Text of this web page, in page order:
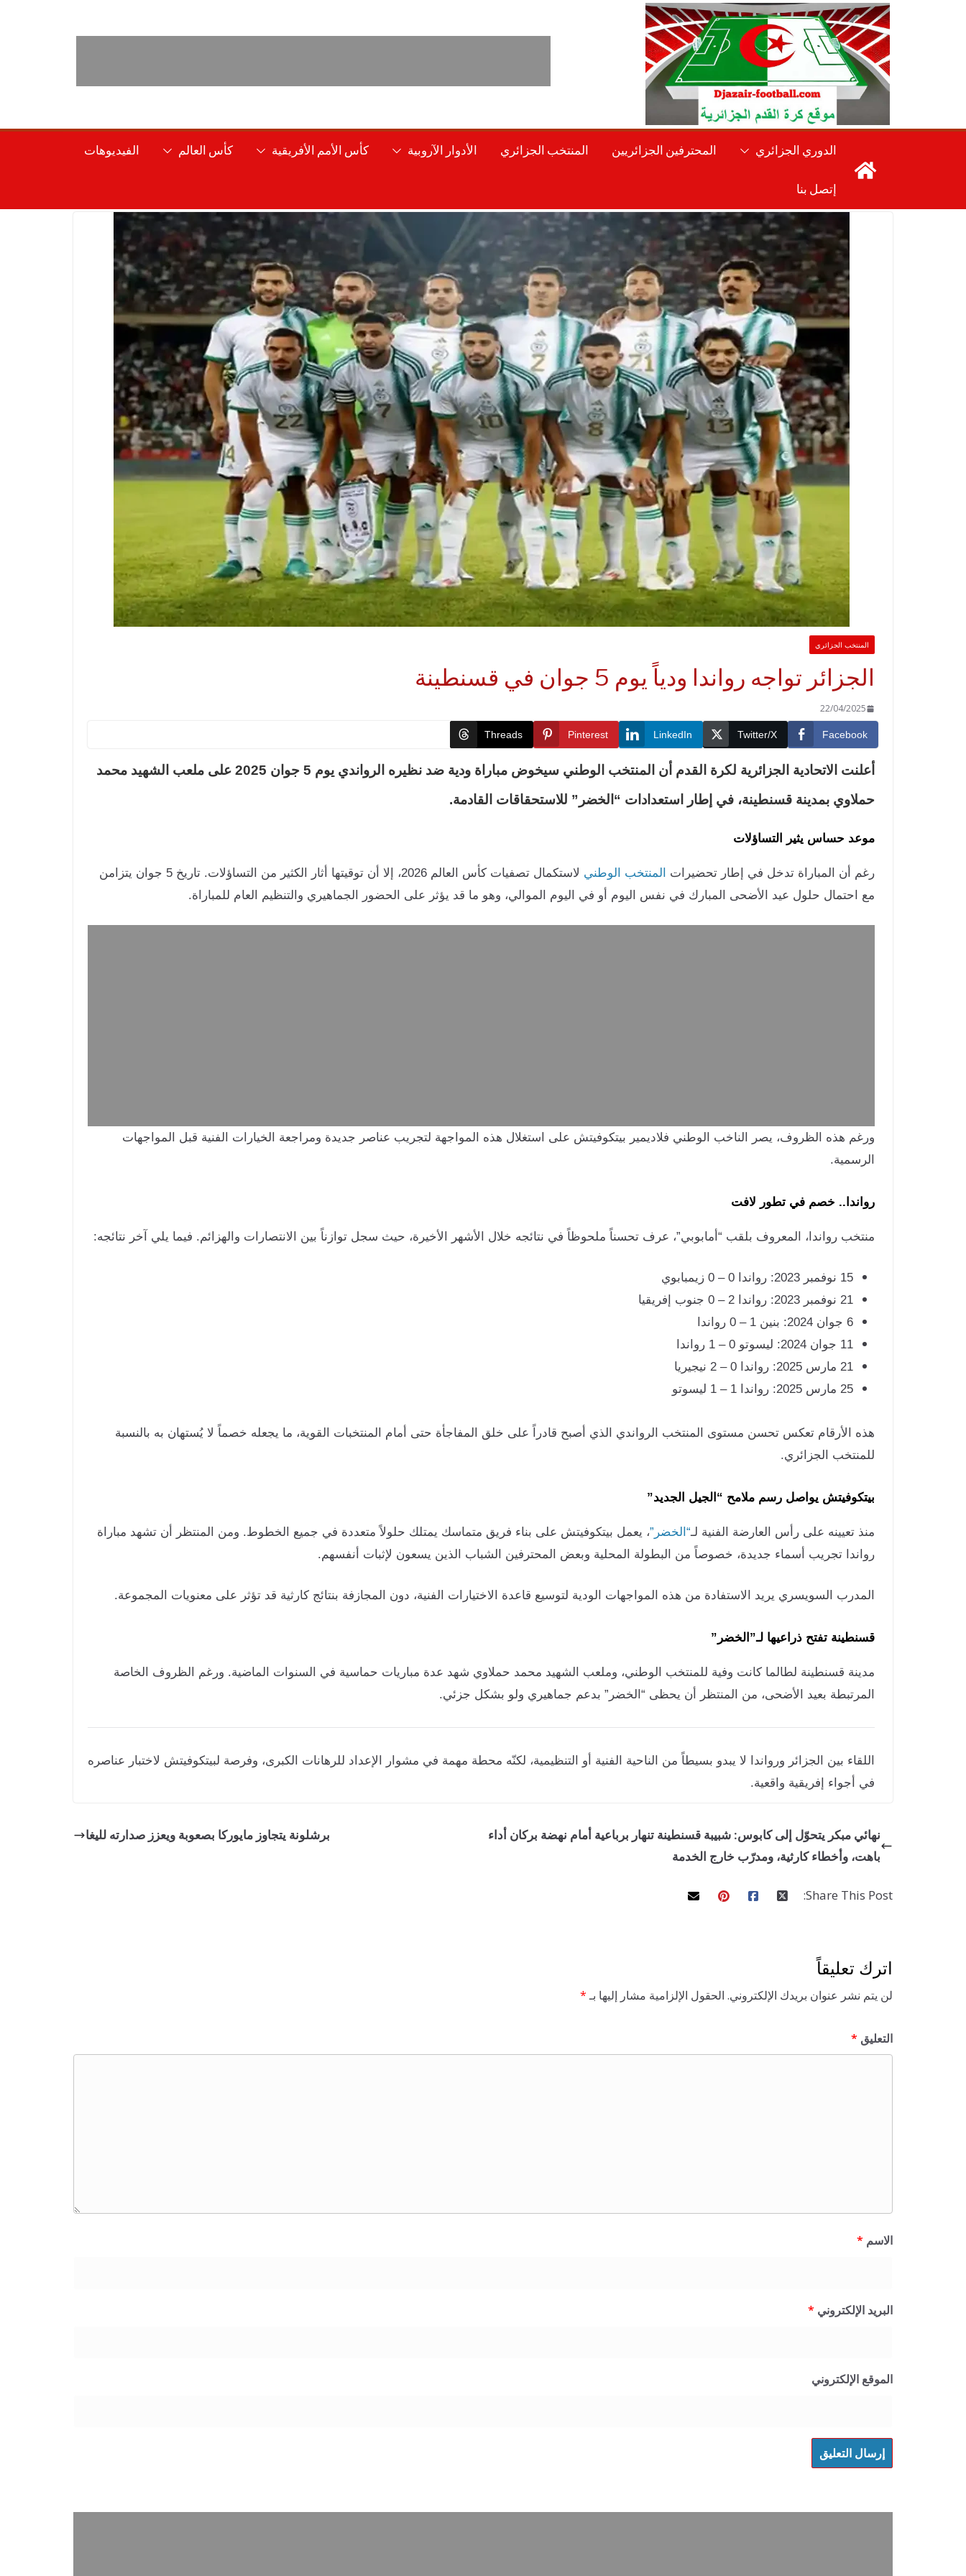
الدوري الجزائري المحترفين الجزائريين المنتخب الجزائري الأدوار الآروبية كأس الأمم الأفريقية كأس العالم الفيديوهات
إتصل بنا
المنتخب الجزائري
الجزائر تواجه رواندا ودياً يوم 5 جوان في قسنطينة
22/04/2025
Facebook
Twitter/X
LinkedIn
Pinterest
Threads
أعلنت الاتحادية الجزائرية لكرة القدم أن المنتخب الوطني سيخوض مباراة ودية ضد نظيره الرواندي يوم 5 جوان 2025 على ملعب الشهيد محمد
حملاوي بمدينة قسنطينة، في إطار استعدادات “الخضر” للاستحقاقات القادمة.
موعد حساس يثير التساؤلات
رغم أن المباراة تدخل في إطار تحضيرات المنتخب الوطني
لاستكمال تصفيات كأس العالم 2026، إلا أن توقيتها أثار الكثير من التساؤلات. تاريخ 5 جوان يتزامن
مع احتمال حلول عيد الأضحى المبارك في نفس اليوم أو في اليوم الموالي، وهو ما قد يؤثر على الحضور الجماهيري والتنظيم العام للمباراة.
ورغم هذه الظروف، يصر الناخب الوطني فلاديمير بيتكوفيتش على استغلال هذه المواجهة لتجريب عناصر جديدة ومراجعة الخيارات الفنية قبل المواجهات
الرسمية.
رواندا.. خصم في تطور لافت
منتخب رواندا، المعروف بلقب “أمابوبي”، عرف تحسناً ملحوظاً في نتائجه خلال الأشهر الأخيرة، حيث سجل توازناً بين الانتصارات والهزائم. فيما يلي آخر نتائجه:
15 نوفمبر 2023: رواندا 0 – 0 زيمبابوي
21 نوفمبر 2023: رواندا 2 – 0 جنوب إفريقيا
6 جوان 2024: بنين 1 – 0 رواندا
11 جوان 2024: ليسوتو 0 – 1 رواندا
21 مارس 2025: رواندا 0 – 2 نيجيريا
25 مارس 2025: رواندا 1 – 1 ليسوتو
هذه الأرقام تعكس تحسن مستوى المنتخب الرواندي الذي أصبح قادراً على خلق المفاجأة حتى أمام المنتخبات القوية، ما يجعله خصماً لا يُستهان به بالنسبة
للمنتخب الجزائري.
بيتكوفيتش يواصل رسم ملامح “الجيل الجديد”
منذ تعيينه على رأس العارضة الفنية لـ“الخضر”، يعمل بيتكوفيتش على بناء فريق متماسك يمتلك حلولاً متعددة في جميع الخطوط. ومن المنتظر أن تشهد مباراة
رواندا تجريب أسماء جديدة، خصوصاً من البطولة المحلية وبعض المحترفين الشباب الذين يسعون لإثبات أنفسهم.
المدرب السويسري يريد الاستفادة من هذه المواجهات الودية لتوسيع قاعدة الاختيارات الفنية، دون المجازفة بنتائج كارثية قد تؤثر على معنويات المجموعة.
قسنطينة تفتح ذراعيها لـ”الخضر”
مدينة قسنطينة لطالما كانت وفية للمنتخب الوطني، وملعب الشهيد محمد حملاوي شهد عدة مباريات حماسية في السنوات الماضية. ورغم الظروف الخاصة
المرتبطة بعيد الأضحى، من المنتظر أن يحظى “الخضر” بدعم جماهيري ولو بشكل جزئي.
اللقاء بين الجزائر ورواندا لا يبدو بسيطاً من الناحية الفنية أو التنظيمية، لكنّه محطة مهمة في مشوار الإعداد للرهانات الكبرى، وفرصة لبيتكوفيتش لاختبار عناصره
في أجواء إفريقية واقعية.
نهائي مبكر يتحوّل إلى كابوس: شبيبة قسنطينة تنهار برباعية أمام نهضة بركان أداء
باهت، وأخطاء كارثية، ومدرّب خارج الخدمة
برشلونة يتجاوز مايوركا بصعوبة ويعزز صدارته لليغا
Share This Post:
اترك تعليقاً
لن يتم نشر عنوان بريدك الإلكتروني. الحقول الإلزامية مشار إليها بـ*
التعليق *
الاسم *
البريد الإلكتروني *
الموقع الإلكتروني